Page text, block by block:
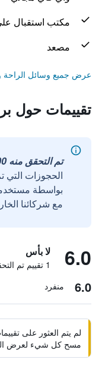
مكتب استقبال على
مصعد
عرض جميع وسائل الراحة
تقييمات حول
تم التحقق منه 100%
الحجوزات التي
مع شركائنا
6.0 لا بأس
1 تقييم تم التحقق منه
6.0 منفرد
لم يتم العثور على
مسح كل شيء لعرض